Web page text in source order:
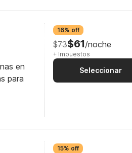
en
para
16% off
$73$61/noche
+ Impuestos
Seleccionar
15% off